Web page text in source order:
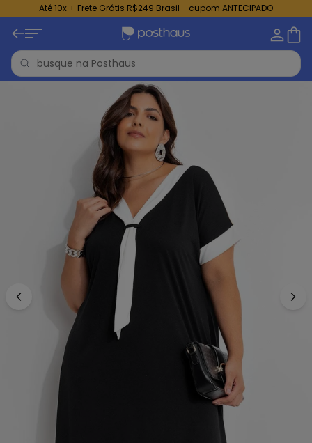
Até 10x + Frete Grátis R$249 Brasil - cupom ANTECIPADO